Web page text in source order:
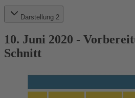
Darstellung 2
10. Juni 2020 -
Schnitt